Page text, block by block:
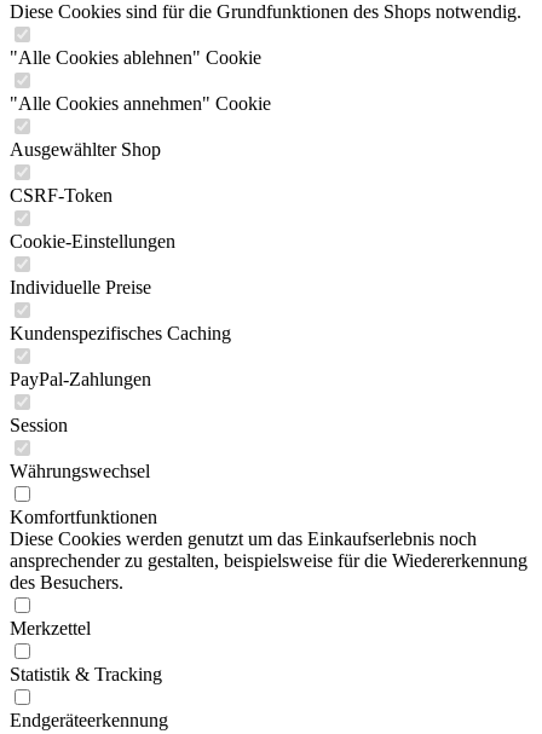
Diese Cookies sind für die Grundfunktionen des Shops notwendig.
"Alle Cookies ablehnen" Cookie
"Alle Cookies annehmen" Cookie
Ausgewählter Shop
CSRF-Token
Cookie-Einstellungen
Individuelle Preise
Kundenspezifisches Caching
PayPal-Zahlungen
Session
Währungswechsel
Komfortfunktionen
Diese Cookies werden genutzt um das Einkaufserlebnis noch
ansprechender zu gestalten, beispielsweise für die Wiedererkennung
des Besuchers.
Merkzettel
Statistik & Tracking
Endgeräteerkennung